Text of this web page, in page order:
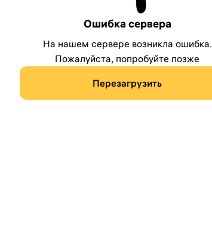
Ошибка сервера
На нашем сервере возникла ошибка.
Пожалуйста, попробуйте позже
Перезагрузить